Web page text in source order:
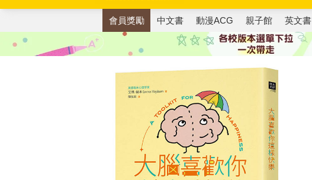
唯紅花綻放
奧德賽 路邊攤新作
會員獎勵 中文書 動漫ACG 親子館 英文書